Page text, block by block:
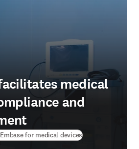
medical
and
for medical devices